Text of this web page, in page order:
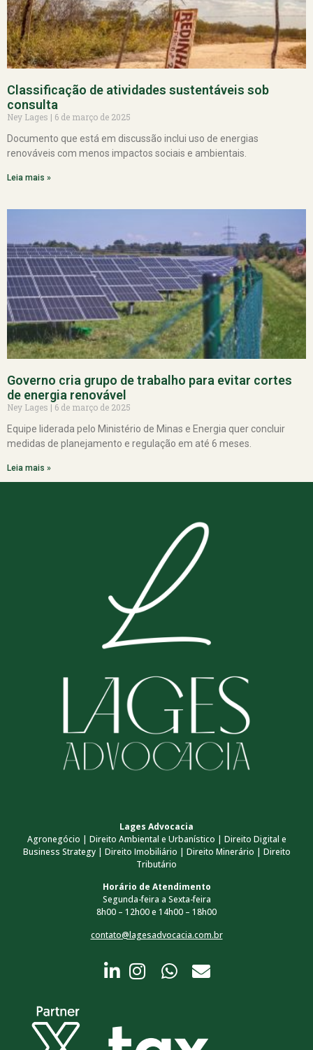
Classificação de atividades sustentáveis sob
consulta
Ney Lages
6 de março de 2025
Documento que está em discussão inclui uso de energias
renováveis com menos impactos sociais e ambientais.
Leia mais »
Governo cria grupo de trabalho para evitar cortes
de energia renovável
Ney Lages
6 de março de 2025
Equipe liderada pelo Ministério de Minas e Energia quer concluir
medidas de planejamento e regulação em até 6 meses.
Leia mais »
Lages Advocacia
Agronegócio | Direito Ambiental e Urbanístico | Direito Digital e
Business Strategy | Direito Imobiliário | Direito Minerário | Direito
Tributário
Horário de Atendimento
Segunda-feira a Sexta-feira
8h00 – 12h00 e 14h00 – 18h00
contato@lagesadvocacia.com.br